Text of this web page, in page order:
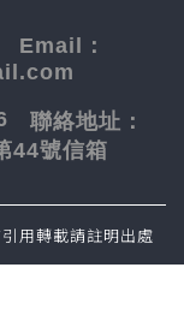
Email：
聯絡地址：
44號信箱
用轉載請註明出處